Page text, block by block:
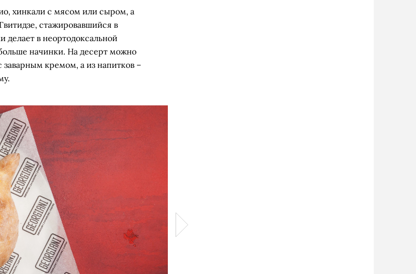
хинкали с мясом или сыром, а
стажировавшийся в
делает в неортодоксальной
начинки. На десерт можно
заварным кремом, а из напитков –